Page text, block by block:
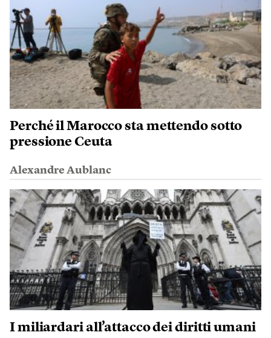
Perché il Marocco sta mettendo sotto
pressione Ceuta
Alexandre Aublanc
I miliardari all’attacco dei diritti umani